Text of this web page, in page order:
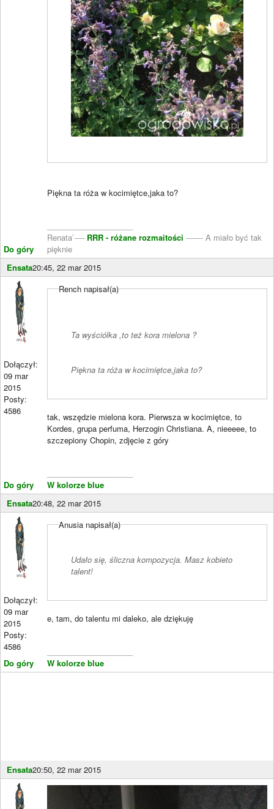
Do góry
Piękna ta róża w kocimiętce,jaka to?
Renata`---- RRR - różane rozmaitości ------- A miało być tak
pięknie
Ensata20:45, 22 mar 2015
Dołączył:
09 mar
2015
Posty:
4586
Do góry
Rench napisał(a)
Ta wyściólka ,to też kora mielona ?
Piękna ta róża w kocimiętce,jaka to?
tak, wszędzie mielona kora. Pierwsza w kocimiętce, to
Kordes, grupa perfuma, Herzogin Christiana. A, nieeeee, to
szczepiony Chopin, zdjęcie z góry
W kolorze blue
Ensata20:48, 22 mar 2015
Dołączył:
09 mar
2015
Posty:
4586
Do góry
Anusia napisał(a)
Udało się, śliczna kompozycja. Masz kobieto
talent!
e, tam, do talentu mi daleko, ale dziękuję
W kolorze blue
Ensata20:50, 22 mar 2015